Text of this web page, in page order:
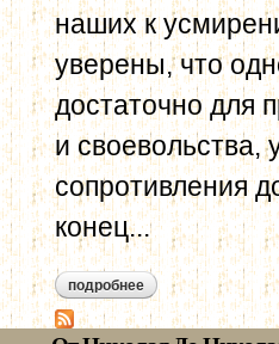
наших к
уверены, что
достаточно для
и своевольства,
сопротивления
конец...
подробнее о обозрение